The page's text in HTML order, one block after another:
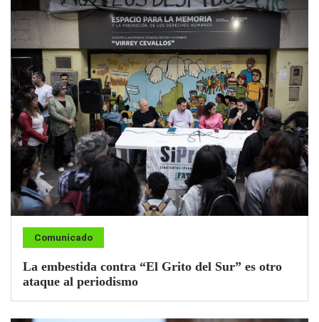
Comunicado
La embestida contra “El Grito del Sur” es otro
ataque al periodismo